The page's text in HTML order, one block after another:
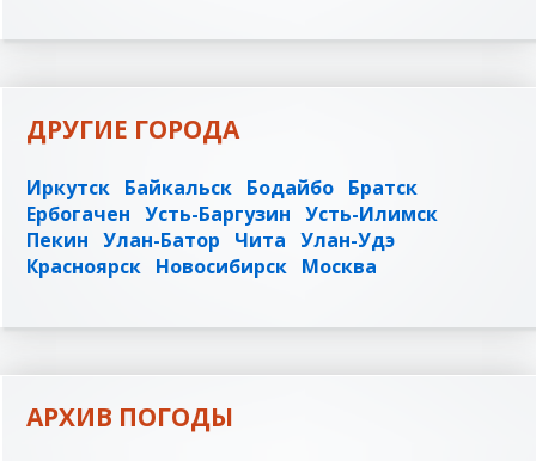
ДРУГИЕ ГОРОДА
Иркутск Байкальск Бодайбо Братск
Ербогачен Усть-Баргузин Усть-Илимск
Пекин Улан-Батор Чита Улан-Удэ
Красноярск Новосибирск Москва
АРХИВ ПОГОДЫ